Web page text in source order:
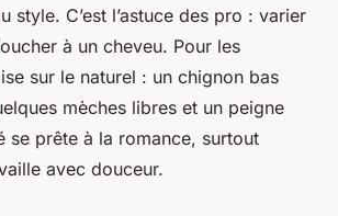
style. C’est l’astuce des pro : varier
à un cheveu. Pour les
sur le naturel : un chignon bas
mèches libres et un peigne
se prête à la romance, surtout
avec douceur.